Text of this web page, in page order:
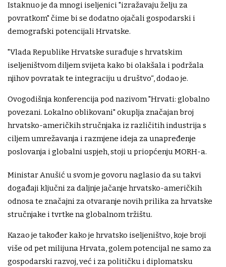
Istaknuo je da mnogi iseljenici "izražavaju želju za
povratkom" čime bi se dodatno ojačali gospodarski i
demografski potencijali Hrvatske.
"Vlada Republike Hrvatske surađuje s hrvatskim
iseljeništvom diljem svijeta kako bi olakšala i podržala
njihov povratak te integraciju u društvo“, dodao je.
Ovogodišnja konferencija pod nazivom "Hrvati: globalno
povezani. Lokalno oblikovani" okuplja značajan broj
hrvatsko-američkih stručnjaka iz različitih industrija s
ciljem umrežavanja i razmjene ideja za unapređenje
poslovanja i globalni uspjeh, stoji u priopćenju MORH-a.
Ministar Anušić u svom je govoru naglasio da su takvi
događaji ključni za daljnje jačanje hrvatsko-američkih
odnosa te značajni za otvaranje novih prilika za hrvatske
stručnjake i tvrtke na globalnom tržištu.
Kazao je također kako je hrvatsko iseljeništvo, koje broji
više od pet milijuna Hrvata, golem potencijal ne samo za
gospodarski razvoj, već i za političku i diplomatsku